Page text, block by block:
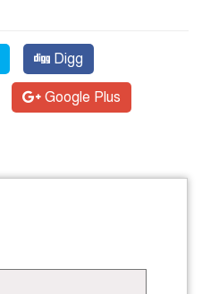
Digg
Google Plus